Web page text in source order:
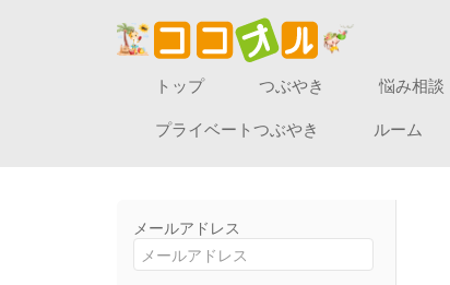
トップ つぶやき 悩み相談
プライベートつぶやき
ルーム
メールアドレス